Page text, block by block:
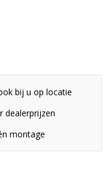
bij u op locatie
dealerprijzen
montage